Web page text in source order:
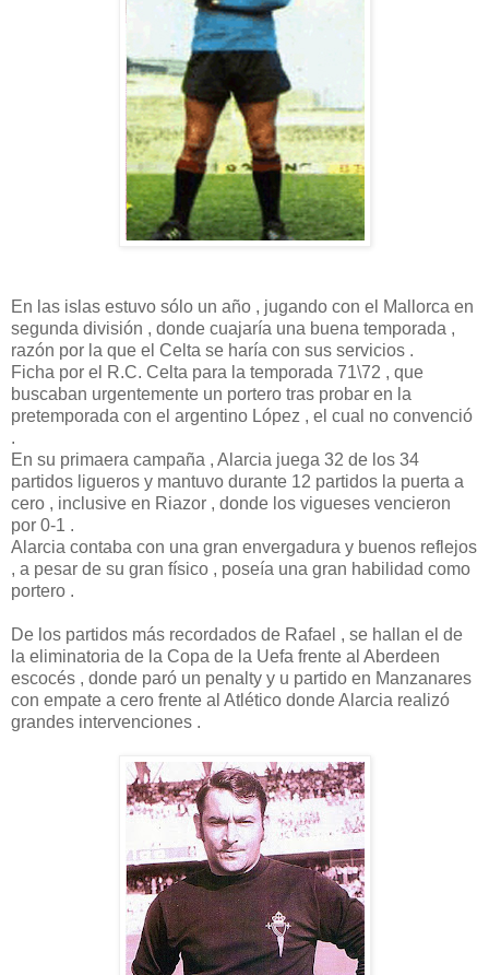
En las islas estuvo sólo un año , jugando con el Mallorca en
segunda división , donde cuajaría una buena temporada ,
razón por la que el Celta se haría con sus servicios .
Ficha por el R.C. Celta para la temporada 71\72 , que
buscaban urgentemente un portero tras probar en la
pretemporada con el argentino López , el cual no convenció
.
En su primaera campaña , Alarcia juega 32 de los 34
partidos ligueros y mantuvo durante 12 partidos la puerta a
cero , inclusive en Riazor , donde los vigueses vencieron
por 0-1 .
Alarcia contaba con una gran envergadura y buenos reflejos
, a pesar de su gran físico , poseía una gran habilidad como
portero .
De los partidos más recordados de Rafael , se hallan el de
la eliminatoria de la Copa de la Uefa frente al Aberdeen
escocés , donde paró un penalty y u partido en Manzanares
con empate a cero frente al Atlético donde Alarcia realizó
grandes intervenciones .